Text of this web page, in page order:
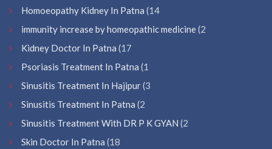
Homoeopathy Kidney In Patna (14
immunity increase by homeopathic medicine(2
Kidney Doctor In Patna (17
Psoriasis Treatment In Patna (1
Sinusitis Treatment In Hajipur(3
Sinusitis Treatment In Patna (2
Sinusitis Treatment With DR P K GYAN (2
Skin Doctor In Patna (18